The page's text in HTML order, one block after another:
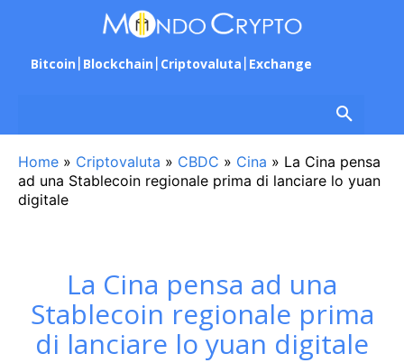
Bitcoin Blockchain Criptovaluta Exchange
Home » Criptovaluta » CBDC » Cina » La Cina pensa
ad una Stablecoin regionale prima di lanciare lo yuan
digitale
La Cina pensa ad una
Stablecoin regionale prima
di lanciare lo yuan digitale